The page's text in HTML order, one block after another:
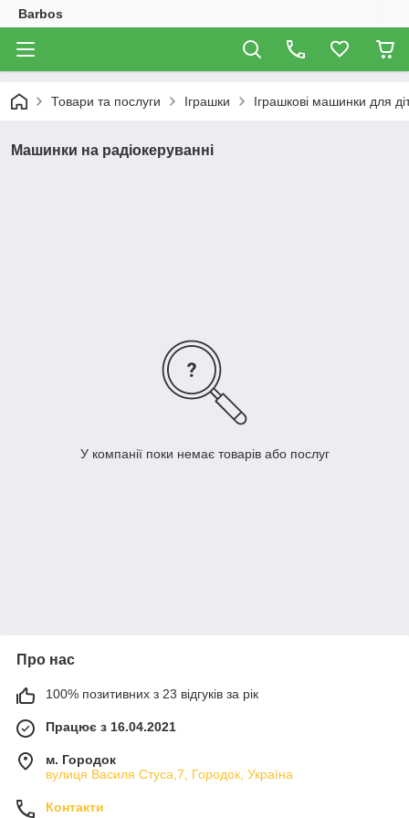
Barbos
Товари та послуги Іграшки Іграшкові машинки для
Машинки на радіокеруванні
У компанії поки немає товарів або послуг
Про нас
100% позитивних з 23 відгуків за рік
Працює з 16.04.2021
м. Городок
вулиця Василя Стуса,7, Городок, Україна
Контакти